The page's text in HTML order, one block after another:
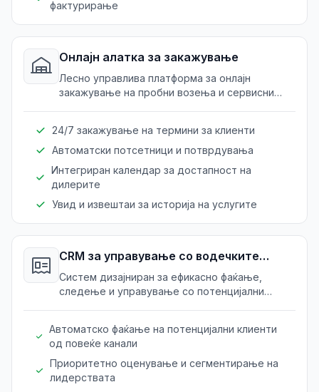
фактурирање
Онлајн алатка за закажување
Лесно управлива платформа за онлајн
закажување на пробни возења и сервисни
24/7 закажување на термини за клиенти
Автоматски потсетници и потврдувања
Интегриран календар за достапност на
дилерите
Увид и извештаи за историја на услугите
CRM за управување со водечките
позиции
Систем дизајниран за ефикасно фаќање,
следење и управување со потенцијални
Автоматско фаќање на потенцијални клиенти
од повеќе канали
Приоритетно оценување и сегментирање на
лидерствата